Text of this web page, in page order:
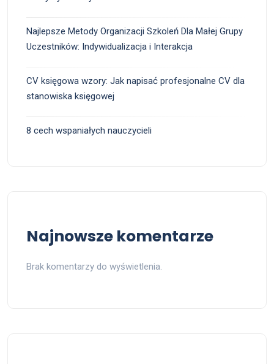
Najlepsze Metody Organizacji Szkoleń Dla Małej Grupy
Uczestników: Indywidualizacja i Interakcja
CV księgowa wzory: Jak napisać profesjonalne CV dla
stanowiska księgowej
8 cech wspaniałych nauczycieli
Najnowsze komentarze
Brak komentarzy do wyświetlenia.